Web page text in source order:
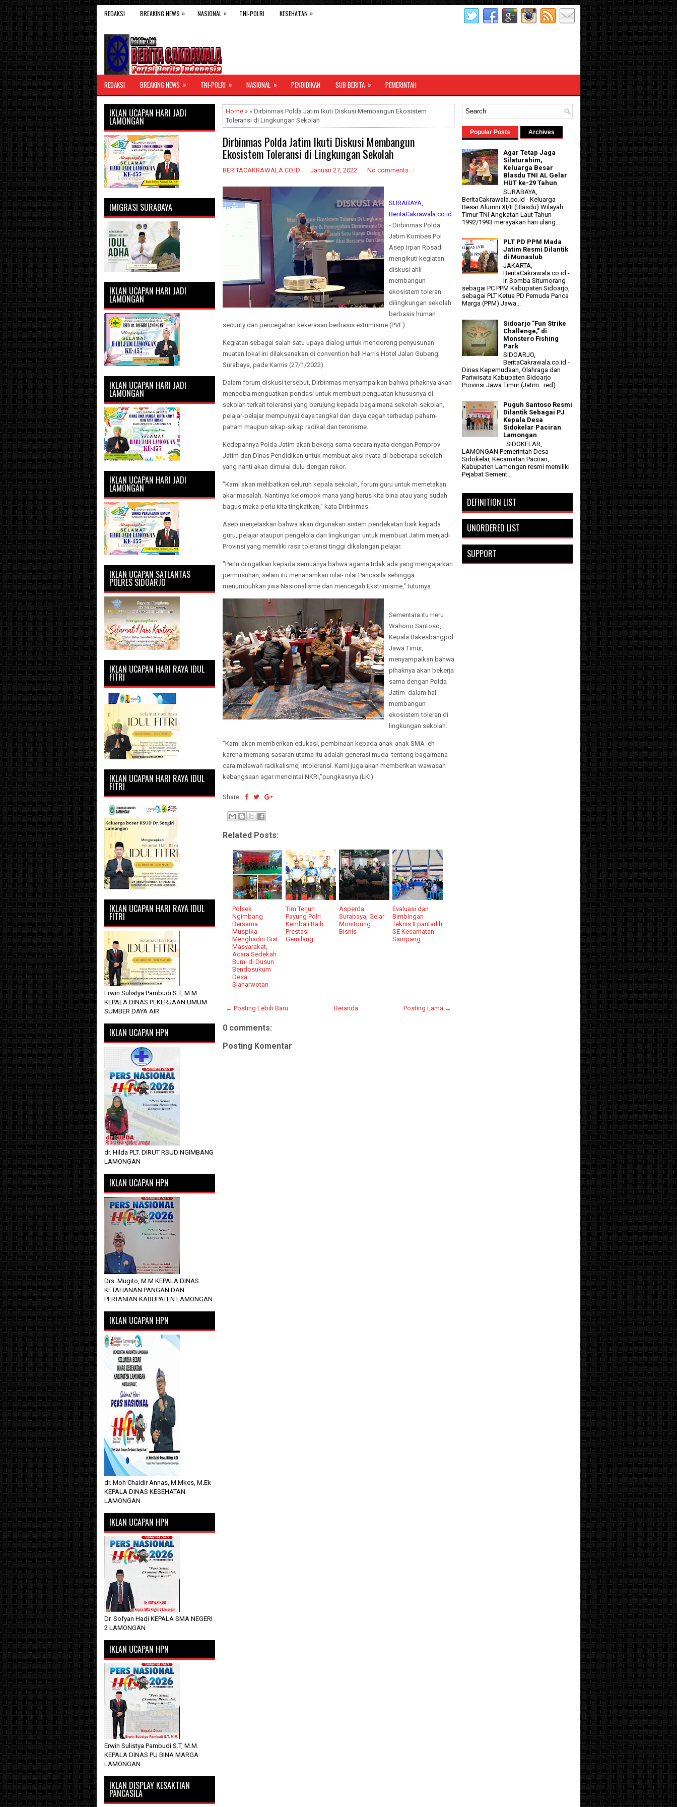
REDAKSI BREAKING NEWS » NASIONAL » TNI-POLRI KESEHATAN »
REDAKSI BREAKING NEWS » TNI-POLRI » NASIONAL » PENDIDIKAN SUB BERITA » PEMERINTAH
Home » » Dirbinmas Polda Jatim Ikuti Diskusi Membangun Ekosistem
Toleransi di Lingkungan Sekolah
Dirbinmas Polda Jatim Ikuti Diskusi Membangun
Ekosistem Toleransi di Lingkungan Sekolah
BERITACAKRAWALA.CO.ID Januari 27, 2022 No comments
SURABAYA,
BeritaCakrawala.co.id
- Dirbinmas Polda
Jatim Kombes Pol
Asep Irpan Rosadi
mengikuti kegiatan
diskusi ahli
membangun
ekosistem toleran
dilingkungan sekolah
berbasis human
security dan pencegahan kekerasan berbasis extrimisme (PVE).
Kegiatan sebagai salah satu upaya dialog untuk mendorong penyusunan
muatan lokal ini dilaksanakan di convention hall Harris Hotel Jalan Gubeng
Surabaya, pada Kamis (27/1/2022).
Dalam forum diskusi tersebut, Dirbinmas menyampaikan bahwa pihaknya akan
mencoba menguatkan pondasi untuk membuat penguatan khususnya di
sekolah terkait toleransi yang berujung kepada bagaimana sekolah-sekolah,
pelajar-pelajar mempunyai daya tangkal dan daya cegah terhadap paham-
paham maupun sikap-sikap radikal dan terorisme.
Kedepannya Polda Jatim akan bekerja sama secara nyata dengan Pemprov
Jatim dan Dinas Pendidikan untuk membuat aksi nyata di beberapa sekolah
yang nanti akan dimulai dulu dengan rakor.
"Kami akan melibatkan seluruh kepala sekolah, forum guru untuk memetakan
akar masalah. Nantinya kelompok mana yang harus kita bina atau yang sudah
bagus maka perlu kita tingkatkan," kata Dirbinmas.
Asep menjelaskan bahwa akan digunakan sistem pendekatan baik kepada
guru, pelajar ataupun pengelola dari lingkungan untuk membuat Jatim menjadi
Provinsi yang memiliki rasa toleransi tinggi dikalangan pelajar.
"Perlu diingatkan kepada semuanya bahwa agama tidak ada yang mengajarkan
permusuhan, selain itu menanamkan nilai- nilai Pancasila sehingga
menumbuhkan jiwa Nasionalisme dan mencegah Ekstrimisme," tuturnya.
Sementara itu Heru
Wahono Santoso,
Kepala Bakesbangpol
Jawa Timur,
menyampaikan bahwa
pihaknya akan bekerja
sama dengan Polda
Jatim dalam hal
membangun
ekosistem toleran di
lingkungan sekolah.
"Kami akan memberikan edukasi, pembinaan kepada anak-anak SMA eh
karena memang sasaran utama itu adalah generasi muda tentang bagaimana
cara melawan radikalisme, intoleransi. Kami juga akan memberikan wawasan
kebangsaan agar mencintai NKRI,"pungkasnya.(LKI)
Share:
Related Posts:
Polsek
Ngimbang
Bersama
Muspika
Menghadiri Giat
Masyarakat,
Acara Sedekah
Bumi di Dusun
Bendosukum
Desa
Slaharwotan
Tim Terjun
Payung Polri
Kembali Raih
Prestasi
Gemilang
Asperda
Surabaya, Gelar
Monitoring
Bisnis
Evaluasi dan
Bimbingan
Teknis II pantarlih
SE Kecamatan
Sampang
← Posting Lebih Baru Posting Lama →
Beranda
0 comments:
Posting Komentar
IKLAN UCAPAN HARI JADI
LAMONGAN
IMIGRASI SURABAYA
IKLAN UCAPAN HARI JADI
LAMONGAN
IKLAN UCAPAN HARI JADI
LAMONGAN
IKLAN UCAPAN HARI JADI
LAMONGAN
IKLAN UCAPAN SATLANTAS
POLRES SIDOARJO
IKLAN UCAPAN HARI RAYA IDUL
FITRI
IKLAN UCAPAN HARI RAYA IDUL
FITRI
IKLAN UCAPAN HARI RAYA IDUL
FITRI
Erwin Sulistya Pambudi S.T, M.M
KEPALA DINAS PEKERJAAN UMUM
SUMBER DAYA AIR
IKLAN UCAPAN HPN
dr. Hilda PLT. DIRUT RSUD NGIMBANG
LAMONGAN
IKLAN UCAPAN HPN
Drs. Mugito, M.M KEPALA DINAS
KETAHANAN PANGAN DAN
PERTANIAN KABUPATEN LAMONGAN
IKLAN UCAPAN HPN
dr. Moh Chaidir Annas, M.Mkes, M.Ek
KEPALA DINAS KESEHATAN
LAMONGAN
IKLAN UCAPAN HPN
Dr. Sofyan Hadi KEPALA SMA NEGERI
2 LAMONGAN
IKLAN UCAPAN HPN
Erwin Sulistya Pambudi S.T, M.M.
KEPALA DINAS PU BINA MARGA
LAMONGAN
IKLAN DISPLAY KESAKTIAN
PANCASILA
Popular Posts Archives
Agar Tetap Jaga
Silaturahim,
Keluarga Besar
Blasdu TNI AL Gelar
HUT ke-29 Tahun
SURABAYA,
BeritaCakrawala.co.id - Keluarga
Besar Alumni XI/II (Blasdu) Wilayah
Timur TNI Angkatan Laut Tahun
1992/1993 merayakan hari ulang...
PLT PD PPM Mada
Jatim Resmi Dilantik
di Munaslub
JAKARTA,
BeritaCakrawala.co.id -
Ir. Somba Situmorang
sebagai PC PPM Kabupaten Sidoarjo,
sebagai PLT Ketua PD Pemuda Panca
Marga (PPM) Jawa...
Sidoarjo "Fun Strike
Challenge," di
Monstero Fishing
Park
SIDOARJO,
BeritaCakrawala.co.id -
Dinas Kepemudaan, Olahraga dan
Pariwisata Kabupaten Sidoarjo
Provinsi Jawa Timur (Jatim...red)...
Puguh Santoso Resmi
Dilantik Sebagai PJ
Kepala Desa
Sidokelar Paciran
Lamongan
SIDOKELAR,
LAMONGAN Pemerintah Desa
Sidokelar, Kecamatan Paciran,
Kabupaten Lamongan resmi memiliki
Pejabat Sement...
DEFINITION LIST
UNORDERED LIST
SUPPORT